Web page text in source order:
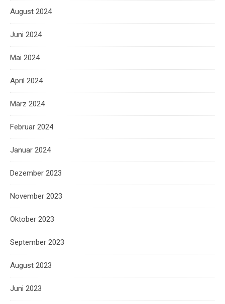
August 2024
Juni 2024
Mai 2024
April 2024
März 2024
Februar 2024
Januar 2024
Dezember 2023
November 2023
Oktober 2023
September 2023
August 2023
Juni 2023